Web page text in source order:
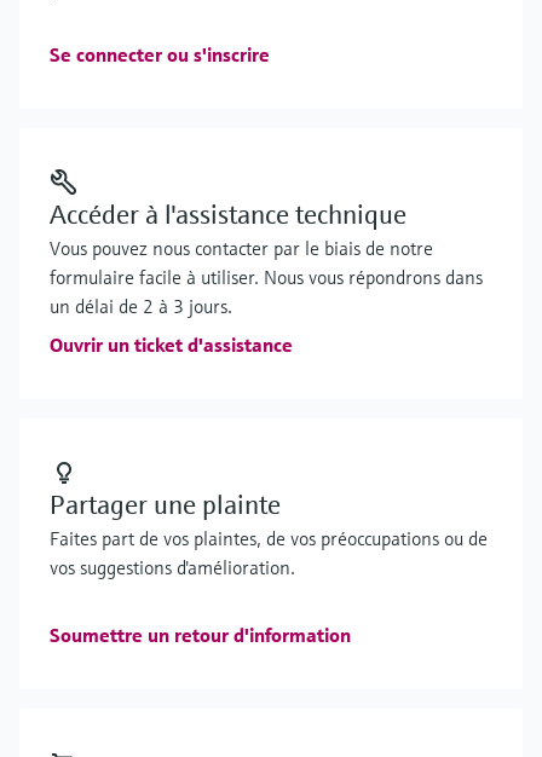
Se connecter ou s'inscrire
Accéder à l'assistance technique
Vous pouvez nous contacter par le biais de notre
formulaire facile à utiliser. Nous vous répondrons dans
un délai de 2 à 3 jours.
Ouvrir un ticket d'assistance
Partager une plainte
Faites part de vos plaintes, de vos préoccupations ou de
vos suggestions d'amélioration.
Soumettre un retour d'information